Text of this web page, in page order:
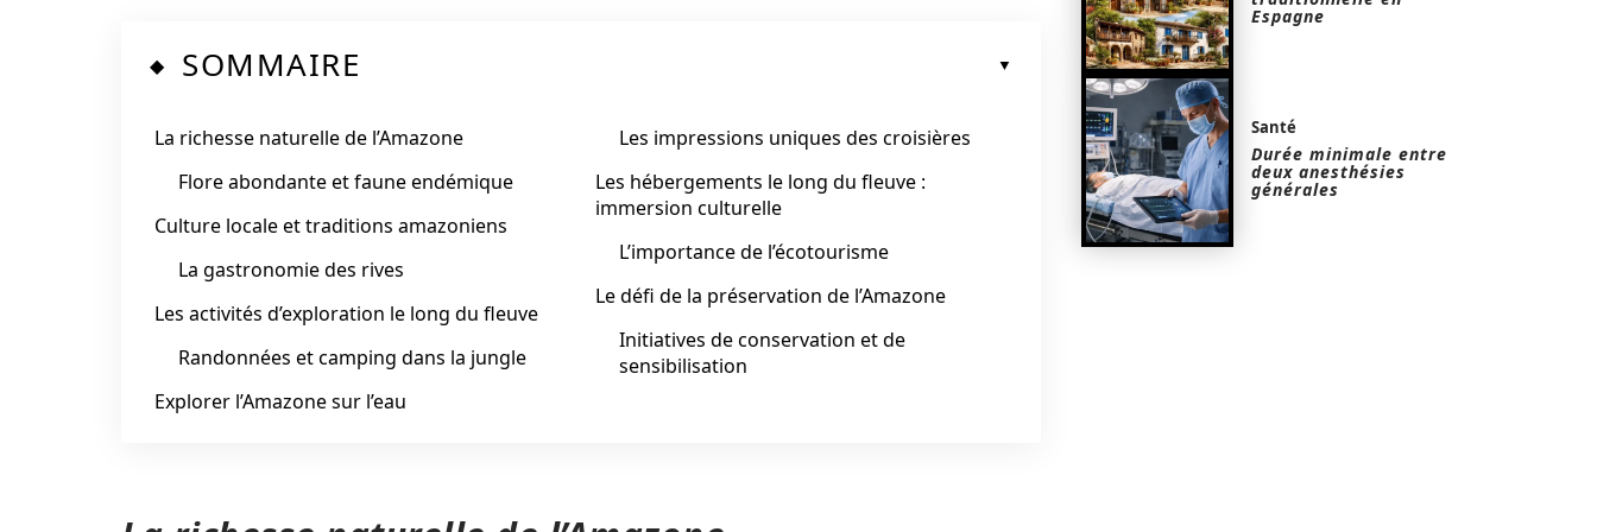
SOMMAIRE
La richesse naturelle de l’Amazone
Flore abondante et faune endémique
Culture locale et traditions amazoniens
La gastronomie des rives
Les activités d’exploration le long du fleuve
Randonnées et camping dans la jungle
Explorer l’Amazone sur l’eau
Les impressions uniques des croisières
Les hébergements le long du fleuve :
immersion culturelle
L’importance de l’écotourisme
Le défi de la préservation de l’Amazone
Initiatives de conservation et de
sensibilisation
Espagne
Santé
Durée minimale entre
deux anesthésies
générales